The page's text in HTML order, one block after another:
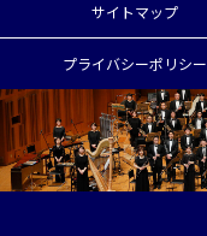
サイトマップ
プライバシーポリシー